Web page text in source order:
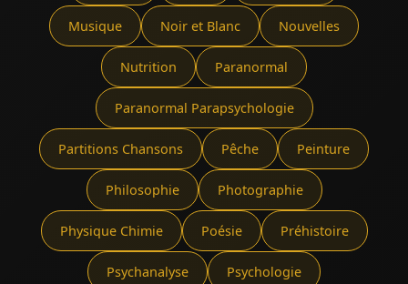
Musique Noir et Blanc Nouvelles
Nutrition Paranormal
Paranormal Parapsychologie
Partitions Chansons Pêche Peinture
Philosophie Photographie
Physique Chimie Poésie Préhistoire
Psychanalyse Psychologie